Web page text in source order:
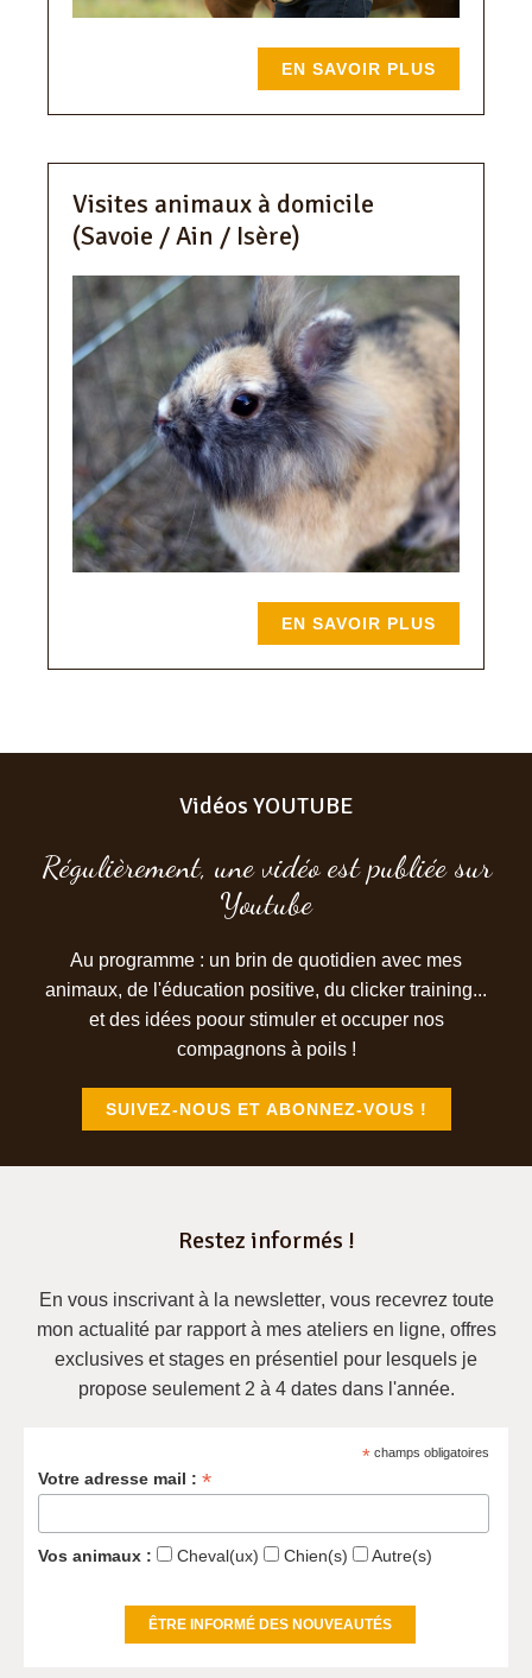
EN SAVOIR PLUS
Visites animaux à domicile
(Savoie / Ain / Isère)
EN SAVOIR PLUS
Vidéos YOUTUBE
Régulièrement, une vidéo est publiée sur
Youtube
Au programme : un brin de quotidien avec mes
animaux, de l'éducation positive, du clicker training...
et des idées poour stimuler et occuper nos
compagnons à poils !
SUIVEZ-NOUS ET ABONNEZ-VOUS !
Restez informés !
En vous inscrivant à la newsletter, vous recevrez toute
mon actualitépar rapport à mes ateliers en ligne, offres
exclusives etstages en présentiel pour lesquels je
propose seulement 2 à 4 dates dans l'année.
* champs obligatoires
Votre adresse mail : *
Vos animaux : Cheval(ux) Chien(s) Autre(s)